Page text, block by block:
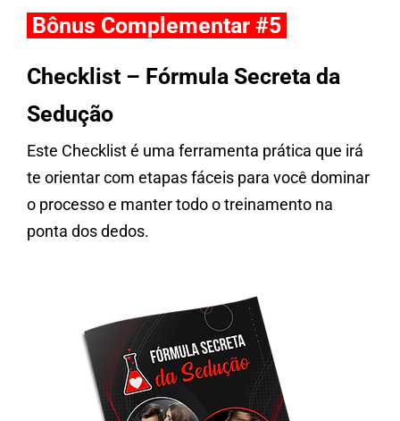
Bônus Complementar #5
Checklist – Fórmula Secreta da
Sedução
Este Checklist é uma ferramenta prática que irá
te orientar com etapas fáceis para você dominar
o processo e manter todo o treinamento na
ponta dos dedos.